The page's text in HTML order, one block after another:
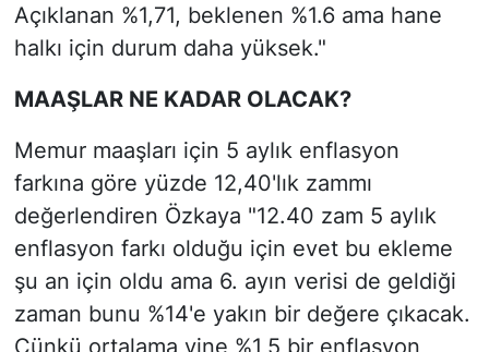
Açıklanan %1,71, beklenen %1.6 ama hane
halkı için durum daha yüksek."
MAAŞLAR NE KADAR OLACAK?
Memur maaşları için 5 aylık enflasyon
farkına göre yüzde 12,40'lık zammı
değerlendiren Özkaya "12.40 zam 5 aylık
enflasyon farkı olduğu için evet bu ekleme
şu an için oldu ama 6. ayın verisi de geldiği
zaman bunu %14'e yakın bir değere çıkacak.
Çünkü ortalama yine %1,5 bir enflasyon